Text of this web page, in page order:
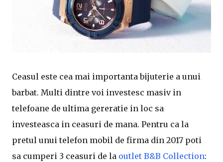
Ceasul este cea mai importanta bijuterie a unui
barbat. Multi dintre voi investesc masiv in
telefoane de ultima gereratie in loc sa
investeasca in ceasuri de mana. Pentru ca la
pretul unui telefon mobil de firma din 2017 poti
sa cumperi 3 ceasuri de la outlet B&B Collection: